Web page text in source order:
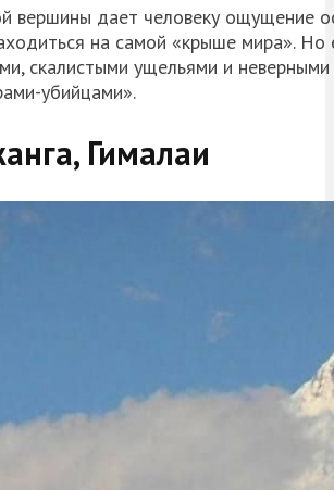
вершины дает человеку ощущение
на самой «крыше мира». Но
скалистыми ущельями и
убийцами».
, Гималаи